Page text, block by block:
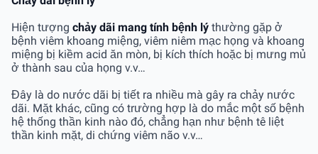
Hiện tượng chảy dãi mang tính bệnh lý thường gặp ở
bệnh viêm khoang miệng, viêm niêm mạc họng và khoang
miệng bị kiềm acid ăn mòn, bị kích thích hoặc bị mưng mủ
ở thành sau của họng v.v…
Đây là do nước dãi bị tiết ra nhiều mà gây ra chảy nước
dãi. Mặt khác, cũng có trường hợp là do mắc một số bệnh
hệ thống thần kinh nào đó, chẳng hạn như bệnh tê liệt
thần kinh mặt, di chứng viêm não v.v…